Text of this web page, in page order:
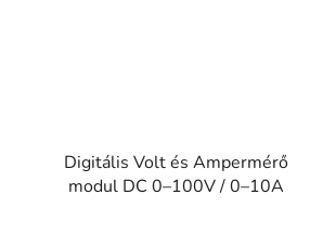
Digitális Volt és Ampermérő
modul DC 0–100V / 0–10A